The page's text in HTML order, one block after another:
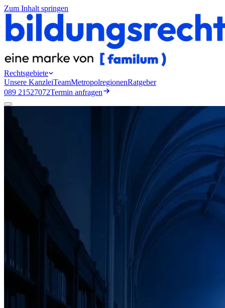
Zum Inhalt springen
Rechtsgebiete
Unsere KanzleiTeamMetropolregionenRatgeber
089 21527072Termin anfragen